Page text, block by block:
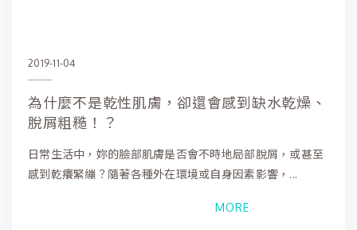
2019-11-04
為什麼不是乾性肌膚，卻還會感到缺水乾燥、
脫屑粗糙！？
日常生活中，妳的臉部肌膚是否會不時地局部脫屑，或甚至
感到乾癢緊繃？隨著各種外在環境或自身因素影響，...
MORE